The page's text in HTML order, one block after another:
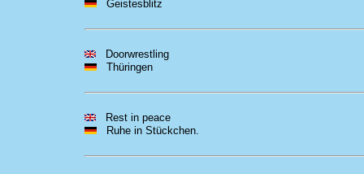
Geistesblitz
Doorwrestling
Thüringen
Rest in peace
Ruhe in Stückchen.